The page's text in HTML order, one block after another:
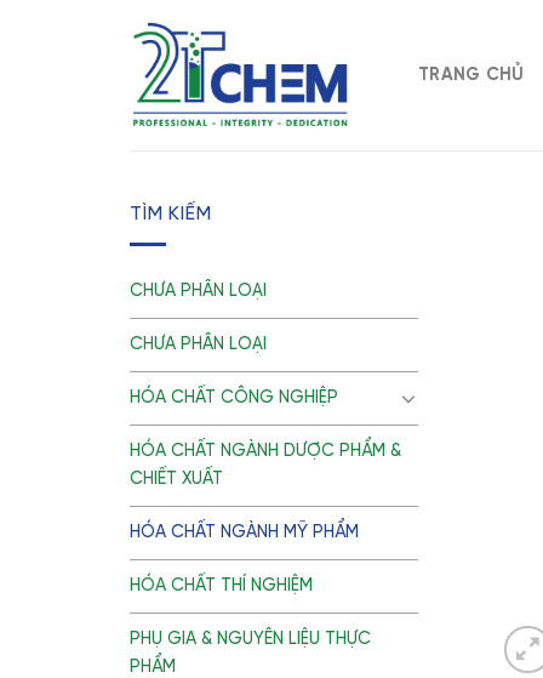
TRANG CHỦ
TÌM KIẾM
CHƯA PHÂN LOẠI
CHƯA PHÂN LOẠI
HÓA CHẤT CÔNG NGHIỆP
HÓA CHẤT NGÀNH DƯỢC PHẨM &
CHIẾT XUẤT
HÓA CHẤT NGÀNH MỸ PHẨM
HÓA CHẤT THÍ NGHIỆM
PHỤ GIA & NGUYÊN LIỆU THỰC
PHẨM